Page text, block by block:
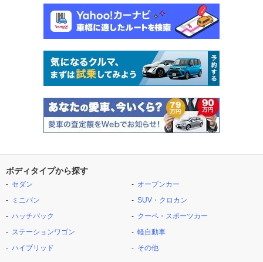
ボディタイプから探す
セダン
ミニバン
ハッチバック
ステーションワゴン
ハイブリッド
オープンカー
SUV・クロカン
クーペ・スポーツカー
軽自動車
その他